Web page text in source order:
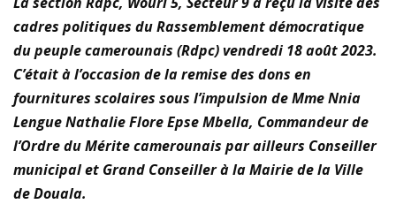
plastiques
Immersion au cœur de la transition écologique : La
FOCACO salue la transparence d’ECOGREEN et exige
le maintien strict du Cap 30% R-PET au 1er décembre
2026
cadres politiques du Rassemblement démocratique
du peuple camerounais (Rdpc) vendredi 18 août 2023.
C’était à l’occasion de la remise des dons en
fournitures scolaires sous l’impulsion de Mme Nnia
Lengue Nathalie Flore Epse Mbella, Commandeur de
l’Ordre du Mérite camerounais par ailleurs Conseiller
municipal et Grand Conseiller à la Mairie de la Ville
de Douala.